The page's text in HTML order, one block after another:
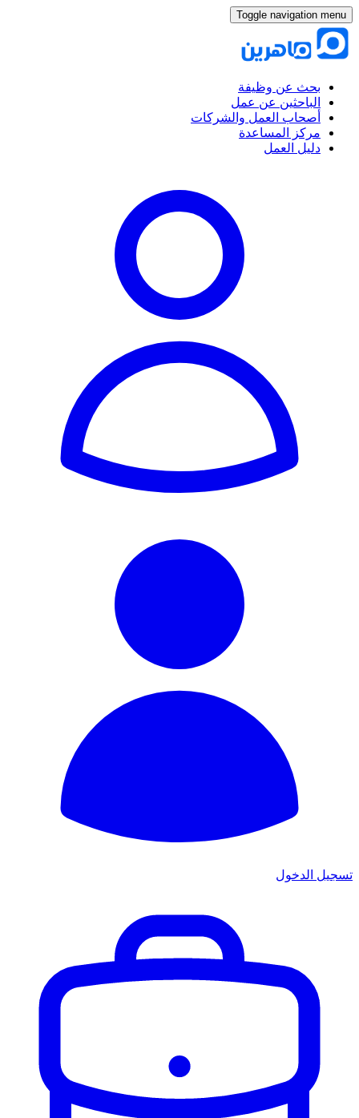
Toggle navigation menu
بحث عن وظيفة
الباحثين عن عمل
أصحاب العمل والشركات
مركز المساعدة
دليل العمل
تسجيل الدخول